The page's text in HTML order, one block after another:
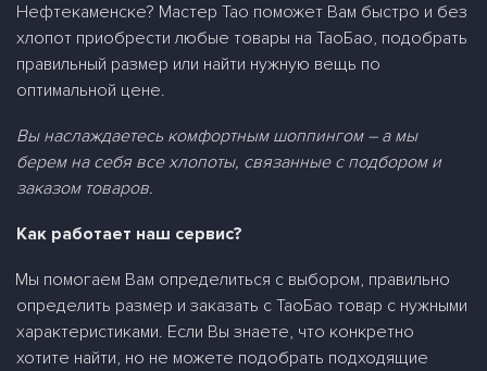
Нефтекаменске? Мастер Тао поможет Вам быстро и без
хлопот приобрести любые товары на ТаоБао, подобрать
правильный размер или найти нужную вещь по
оптимальной цене.
Вы наслаждаетесь комфортным шоппингом – а мы
берем на себя все хлопоты, связанные с подбором и
заказом товаров.
Как работает наш сервис?
Мы помогаем Вам определиться с выбором, правильно
определить размер и заказать c ТаоБао товар с нужными
характеристиками. Если Вы знаете, что конкретно
хотите найти, но не можете подобрать подходящие